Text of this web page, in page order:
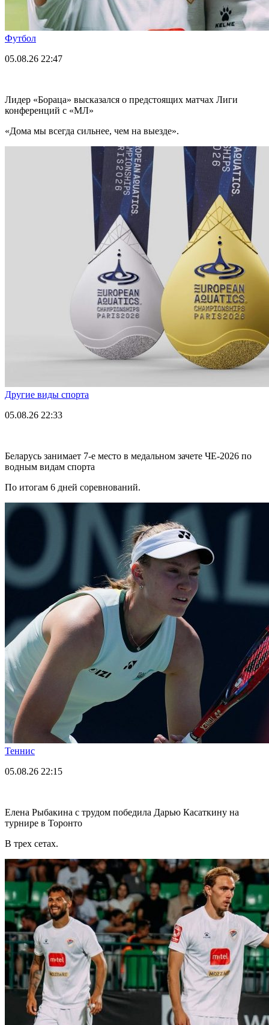
Футбол
05.08.26 22:47
Лидер «Бораца» высказался о предстоящих матчах Лиги
конференций с «МЛ»
«Дома мы всегда сильнее, чем на выезде».
Другие виды спорта
05.08.26 22:33
Беларусь занимает 7-е место в медальном зачете ЧЕ-2026 по
водным видам спорта
По итогам 6 дней соревнований.
Теннис
05.08.26 22:15
Елена Рыбакина с трудом победила Дарью Касаткину на
турнире в Торонто
В трех сетах.